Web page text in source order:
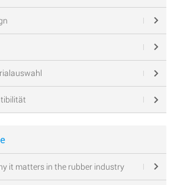
it matters in the rubber industry